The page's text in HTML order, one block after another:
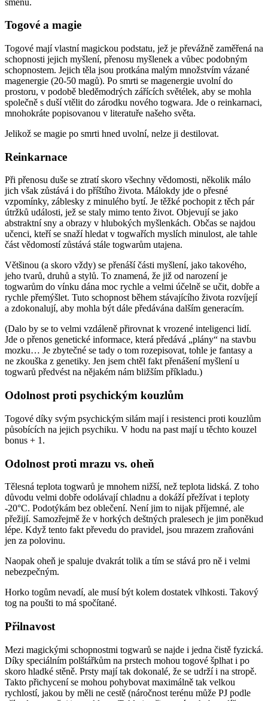
Togové a magie
Togové mají vlastní magickou podstatu, jež je převážně zaměřená na
schopnosti jejich myšlení, přenosu myšlenek a vůbec podobným
schopnostem. Jejich těla jsou protkána malým množstvím vázané
magenergie (20-50 magů). Po smrti se magenergie uvolní do
prostoru, v podobě bleděmodrých zářících světélek, aby se mohla
společně s duší vtělit do zárodku nového togwara. Jde o reinkarnaci,
mnohokráte popisovanou v literatuře našeho světa.
Jelikož se magie po smrti hned uvolní, nelze ji destilovat.
Reinkarnace
Při přenosu duše se ztratí skoro všechny vědomosti, několik málo
jich však zůstává i do příštího života. Málokdy jde o přesné
vzpomínky, záblesky z minulého bytí. Je těžké pochopit z těch pár
útržků události, jež se staly mimo tento život. Objevují se jako
abstraktní sny a obrazy v hlubokých myšlenkách. Občas se najdou
učenci, kteří se snaží hledat v togwařích myslích minulost, ale tahle
část vědomostí zůstává stále togwarům utajena.
Většinou (a skoro vždy) se přenáší části myšlení, jako takového,
jeho tvarů, druhů a stylů. To znamená, že již od narození je
togwarům do vínku dána moc rychle a velmi účelně se učit, dobře a
rychle přemýšlet. Tuto schopnost během stávajícího života rozvíjejí
a zdokonalují, aby mohla být dále předávána dalším generacím.
(Dalo by se to velmi vzdáleně přirovnat k vrozené inteligenci lidí.
Jde o přenos genetické informace, která předává „plány“ na stavbu
mozku… Je zbytečné se tady o tom rozepisovat, tohle je fantasy a
ne zkouška z genetiky. Jen jsem chtěl fakt přenášení myšlení u
togwarů předvést na nějakém nám bližším příkladu.)
Odolnost proti psychickým kouzlům
Togové díky svým psychickým silám mají i resistenci proti kouzlům
působících na jejich psychiku. V hodu na past mají u těchto kouzel
bonus + 1.
Odolnost proti mrazu vs. oheň
Tělesná teplota togwarů je mnohem nižší, než teplota lidská. Z toho
důvodu velmi dobře odolávají chladnu a dokáží přežívat i teploty
-20°C. Podotýkám bez oblečení. Není jim to nijak příjemné, ale
přežijí. Samozřejmě že v horkých deštných pralesech je jim poněkud
lépe. Když tento fakt převedu do pravidel, jsou mrazem zraňováni
jen za polovinu.
Naopak oheň je spaluje dvakrát tolik a tím se stává pro ně i velmi
nebezpečným.
Horko togům nevadí, ale musí být kolem dostatek vlhkosti. Takový
tog na poušti to má spočítané.
Přilnavost
Mezi magickými schopnostmi togwarů se najde i jedna čistě fyzická.
Díky speciálním polštářkům na prstech mohou togové šplhat i po
skoro hladké stěně. Prsty mají tak dokonalé, že se udrží i na stropě.
Takto přichycení se mohou pohybovat maximálně tak velkou
rychlostí, jakou by měli ne cestě (náročnost terénu může PJ podle